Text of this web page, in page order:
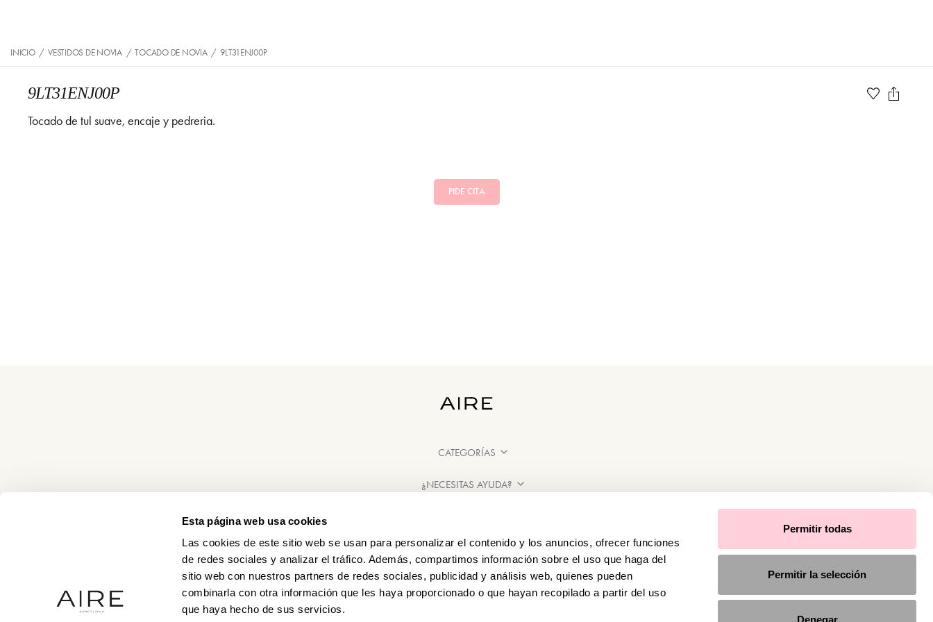
Esta página web usa cookies
Las cookies de este sitio web se usan para personalizar el contenido y los anuncios, ofrecer funciones
de redes sociales y analizar el tráfico. Además, compartimos información sobre el uso que haga del
sitio web con nuestros partners de redes sociales, publicidad y análisis web, quienes pueden
combinarla con otra información que les haya proporcionado o que hayan recopilado a partir del uso
que haya hecho de sus servicios.
Permitir todas
Permitir la selección
Denegar
INICIO / VESTIDOS DE NOVIA / TOCADO DE NOVIA / 9LT31ENJ00P
9LT31ENJ00P
Tocado de tul suave, encaje y pedreria.
PIDE CITA
CATEGORÍAS
¿NECESITAS AYUDA?